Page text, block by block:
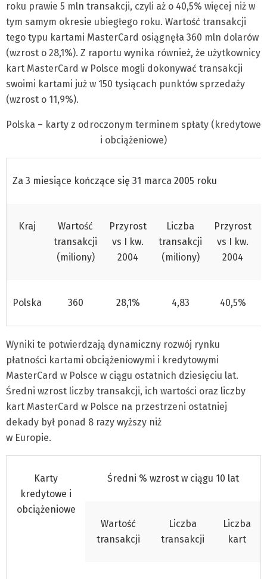
roku prawie 5 mln transakcji, czyli aż o 40,5% więcej niż w
tym samym okresie ubiegłego roku. Wartość transakcji
tego typu kartami MasterCard osiągnęła 360 mln dolarów
(wzrost o 28,1%). Z raportu wynika również, że użytkownicy
kart MasterCard w Polsce mogli dokonywać transakcji
swoimi kartami już w 150 tysiącach punktów sprzedaży
(wzrost o 11,9%).
Polska – karty z odroczonym terminem spłaty (kredytowe
i obciążeniowe)
Za 3 miesiące kończące się 31 marca 2005 roku
Kraj
Wartość
transakcji
(miliony)
Przyrost
vs I kw.
2004
Liczba
transakcji
(miliony)
Przyrost
vs I kw.
2004
Polska 360 28,1% 4,83 40,5%
Wyniki te potwierdzają dynamiczny rozwój rynku
płatności kartami obciążeniowymi i kredytowymi
MasterCard w Polsce w ciągu ostatnich dziesięciu lat.
Średni wzrost liczby transakcji, ich wartości oraz liczby
kart MasterCard w Polsce na przestrzeni ostatniej
dekady był ponad 8 razy wyższy niż
w Europie.
Karty
kredytowe i
obciążeniowe
Średni % wzrost w ciągu 10 lat
Wartość
transakcji
Liczba
transakcji
Liczba
kart